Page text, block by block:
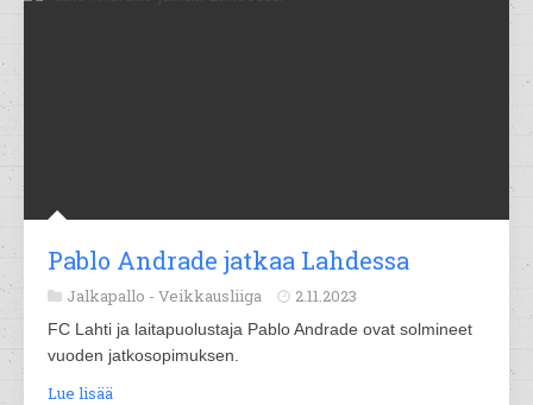
Pablo Andrade jatkaa Lahdessa
Jalkapallo - Veikkausliiga 2.11.2023
FC Lahti ja laitapuolustaja Pablo Andrade ovat solmineet
vuoden jatkosopimuksen.
Lue lisää